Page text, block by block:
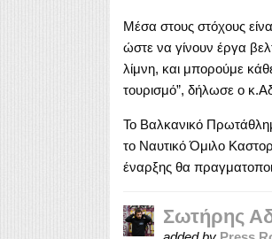
Μέσα στους στόχους
ώστε να γίνουν έργα
λίμνη, και μπορούμε
τουρισμό”, δήλωσε ο
Το Βαλκανικό
το Ναυτικό Όμιλο
έναρξης θα
Σωτήρης